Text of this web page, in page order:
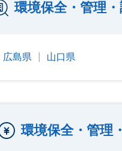
環境保全・管理
広島県 山口県
環境保全・管理